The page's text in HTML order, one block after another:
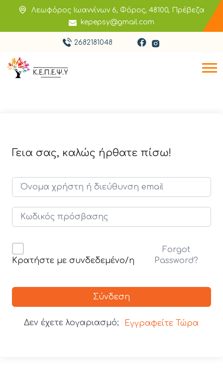
Λεωφόρος Ιωαννίνων 6, Φόρος, 48100, Πρέβεζα
kepepsy@gmail.com
2682181048
Γεια σας, καλώς ήρθατε πίσω!
Κρατήστε με συνδεδεμένο/η
Forgot
Password?
Σύνδεση
Δεν έχετε λογαριασμό; Εγγραφείτε Τώρα